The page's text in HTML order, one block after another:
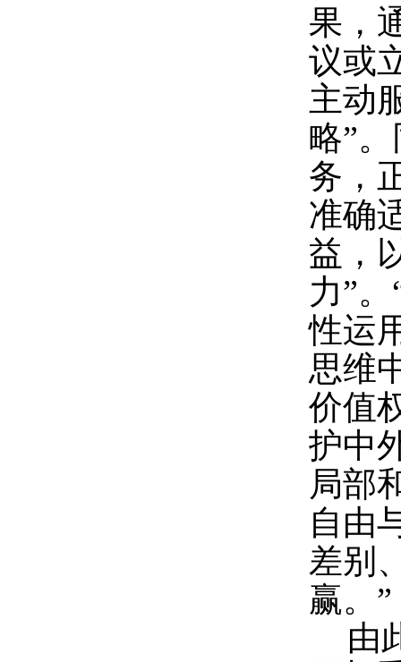
果，
议或
主动
略”
务，
准确
益，
力”
性运
思维
价值
护中
局部
自由
差别
赢。”
由